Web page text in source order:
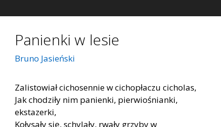
Panienki w lesie
Bruno Jasieński
Zalistowiał cichosennie w cichopłaczu cicholas,
Jak chodziły nim panienki, pierwiośnianki,
ekstazerki,
Kołysały się, schylały, rwały grzyby w